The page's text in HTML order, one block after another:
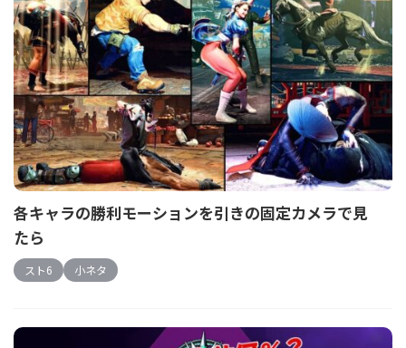
各キャラの勝利モーションを引きの固定カメラで見
たら
スト6 小ネタ